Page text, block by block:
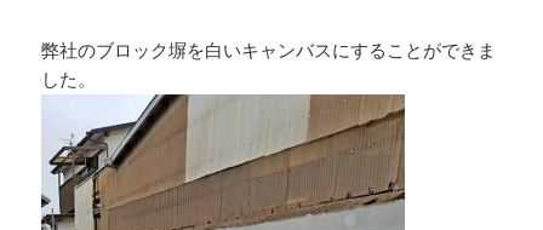
弊社のブロック塀を白いキャンバスにすることができま
した。